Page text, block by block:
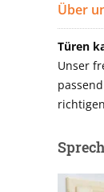
Über
Türen
Unser